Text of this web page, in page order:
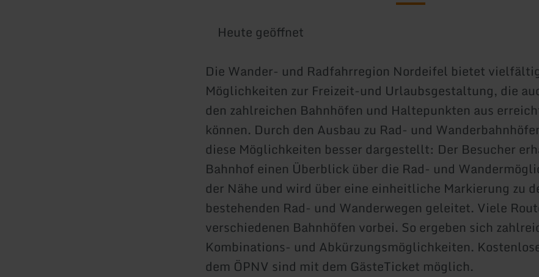
Heute geöffnet
Die Wander- und Radfahrregion Nordeifel bietet
Möglichkeiten zur Freizeit-und Urlaubsgestaltung, die
den zahlreichen Bahnhöfen und Haltepunkten aus
können. Durch den Ausbau zu Rad- und
diese Möglichkeiten besser dargestellt: Der Besucher
Bahnhof einen Überblick über die Rad- und
der Nähe und wird über eine einheitliche Markierung zu
bestehenden Rad- und Wanderwegen geleitet. Viele
verschiedenen Bahnhöfen vorbei. So ergeben sich
Kombinations- und Abkürzungsmöglichkeiten.
dem ÖPNV sind mit dem GästeTicket möglich.